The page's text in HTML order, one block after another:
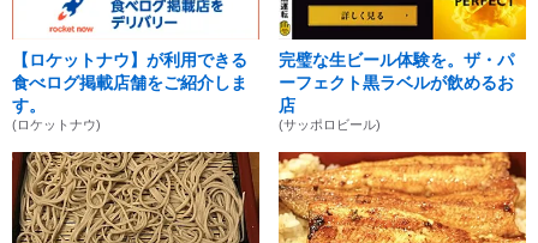
【ロケットナウ】が利用できる
食べログ掲載店舗をご紹介しま
す。
(ロケットナウ)
完璧な生ビール体験を。ザ・パ
ーフェクト黒ラベルが飲めるお
店
(サッポロビール)